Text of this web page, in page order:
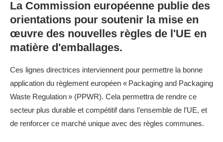
La Commission européenne publie des
orientations pour soutenir la mise en
œuvre des nouvelles règles de l'UE en
matière d'emballages.
Ces lignes directrices interviennent pour permettre la bonne
application du règlement européen « Packaging and Packaging
Waste Regulation » (PPWR). Cela permettra de rendre ce
secteur plus durable et compétitif dans l’ensemble de l’UE, et
de renforcer ce marché unique avec des règles communes.